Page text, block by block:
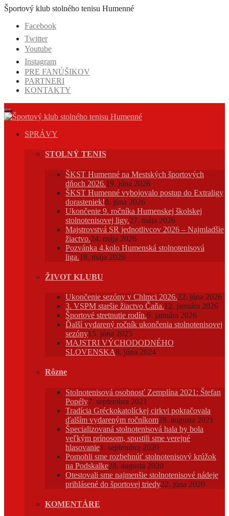
Prejsť
obsah
Športový klub stolného tenisu Humenné
Facebook
Twitter
Youtube
Instagram
PRE FANÚŠIKOV
PARTNERI
KONTAKTY
SPRÁVY
STOLNÝ TENIS
ŠKST Humenné na Mestských športových
dňoch 2026.19. júna 2026
ŠKST Humenné vybojovalo postup do Extraligy
dorasteniek!8. júna 2026
Ukončenie 9. ročníka Humenskej školskej
stolnotenisovej ligy.27. mája 2026
Majstrovstvá SR jednotlivcov 2026 – Najmladšie
žiactvo.24. mája 2026
Pozvánka 4.kolo Humenská stolnotenisová
liga.18. mája 2026
ŽIVOT KLUBU
Ukončenie sezóny v Chlmci 2026.22. júna 2026
3. VSPM staršie žiactvo Čaňa.12. januára 2026
Športové stretnutie rodín.6. januára 2026
Ďalší vydarený ročník ukončenia stolnotenisovej
sezóny15. júna 2025
MAJSTRI VÝCHODODNÉHO
SLOVENSKA8. júna 2024
Rôzne
Stolnotenisová osobnosť Zemplína 2021: Štefan
Popély7. septembra 2021
Tradícia Gréckokatolíckej cirkvi pokračovala
ďalším vydareným ročníkom28. augusta 2021
Špecializovaná stolnotenisová hala by bola
veľkým prínosom, spustili sme verejné
hlasovanie1. septembra 2020
Pomohli sme rozbehnúť stolnotenisový krúžok
na Podskalke28. augusta 2020
Otestovali sme najmenšie stolnotenisové nádeje
prihlásené do športovej triedy22. júna 2020
KOMENTÁRE